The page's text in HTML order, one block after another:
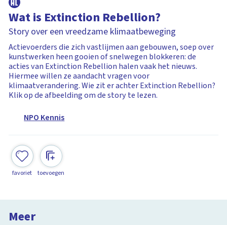
Wat is Extinction Rebellion?
Story over een vreedzame klimaatbeweging
Actievoerders die zich vastlijmen aan gebouwen, soep over
kunstwerken heen gooien of snelwegen blokkeren: de
acties van Extinction Rebellion halen vaak het nieuws.
Hiermee willen ze aandacht vragen voor
klimaatverandering. Wie zit er achter Extinction Rebellion?
Klik op de afbeelding om de story te lezen.
NPO Kennis
favoriet toevoegen
Meer